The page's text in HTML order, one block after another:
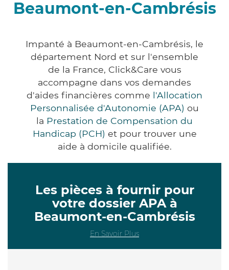
Beaumont-en-Cambrésis
Impanté à Beaumont-en-Cambrésis, le
département Nord et sur l'ensemble
de la France, Click&Care vous
accompagne dans vos demandes
d'aides financières comme l'Allocation
Personnalisée d'Autonomie (APA) ou
la Prestation de Compensation du
Handicap (PCH) et pour trouver une
aide à domicile qualifiée.
Les pièces à fournir pour
votre dossier APA à
Beaumont-en-Cambrésis
En Savoir Plus